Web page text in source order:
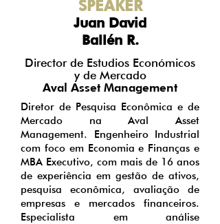
SPEAKER
Juan David
Ballén R.
Director de Estudios Económicos
y de Mercado
Aval Asset Management
Diretor de Pesquisa Econômica e de
Mercado na Aval Asset
Management. Engenheiro Industrial
com foco em Economia e Finanças e
MBA Executivo, com mais de 16 anos
de experiência em gestão de ativos,
pesquisa econômica, avaliação de
empresas e mercados financeiros.
Especialista em análise